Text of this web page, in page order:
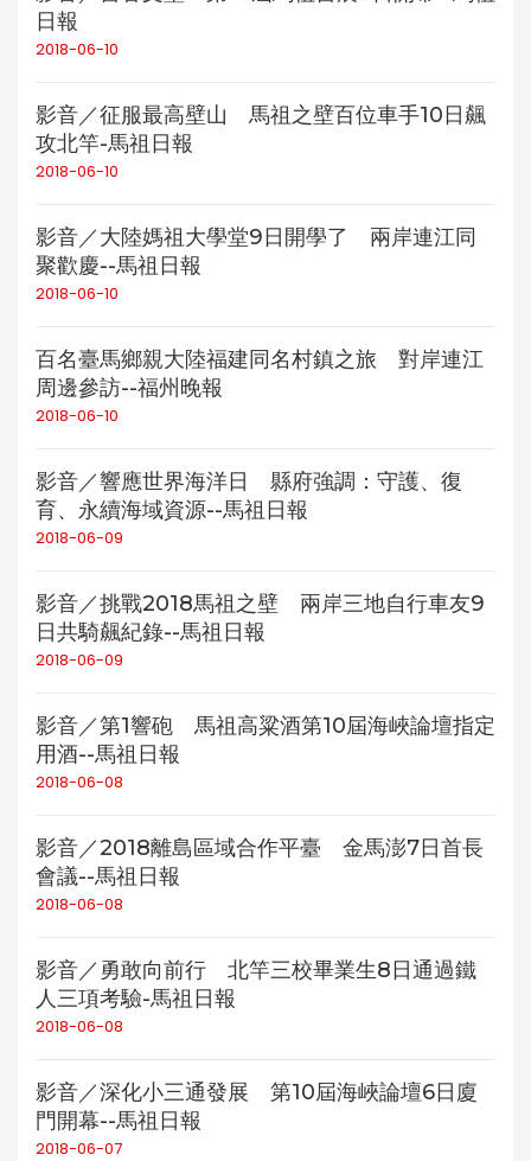
日報
2018-06-10
影音／征服最高壁山 馬祖之壁百位車手10日飆
攻北竿-馬祖日報
2018-06-10
影音／大陸媽祖大學堂9日開學了 兩岸連江同
聚歡慶--馬祖日報
2018-06-10
百名臺馬鄉親大陸福建同名村鎮之旅 對岸連江
周邊參訪--福州晚報
2018-06-10
影音／響應世界海洋日 縣府強調：守護、復
育、永續海域資源--馬祖日報
2018-06-09
影音／挑戰2018馬祖之壁 兩岸三地自行車友9
日共騎飆紀錄--馬祖日報
2018-06-09
影音／第1響砲 馬祖高粱酒第10屆海峽論壇指定
用酒--馬祖日報
2018-06-08
影音／2018離島區域合作平臺 金馬澎7日首長
會議--馬祖日報
2018-06-08
影音／勇敢向前行 北竿三校畢業生8日通過鐵
人三項考驗-馬祖日報
2018-06-08
影音／深化小三通發展 第10屆海峽論壇6日廈
門開幕--馬祖日報
2018-06-07